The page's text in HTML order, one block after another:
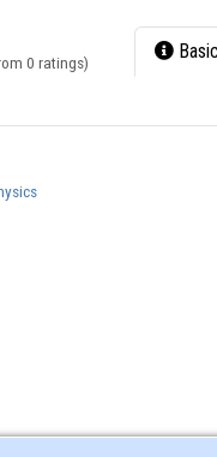
0 ratings)